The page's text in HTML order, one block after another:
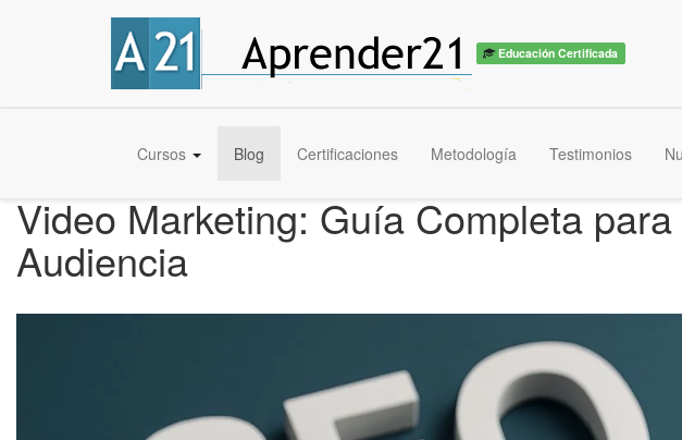
Educación Certificada
Cursos Blog Certificaciones Metodología Testimonios
Video Marketing: Guía Completa
Audiencia